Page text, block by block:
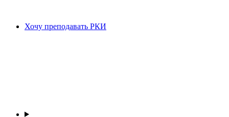
Хочу преподавать РКИ